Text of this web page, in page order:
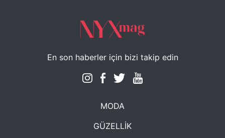
En son haberler için bizi takip edin
MODA
GÜZELLİK